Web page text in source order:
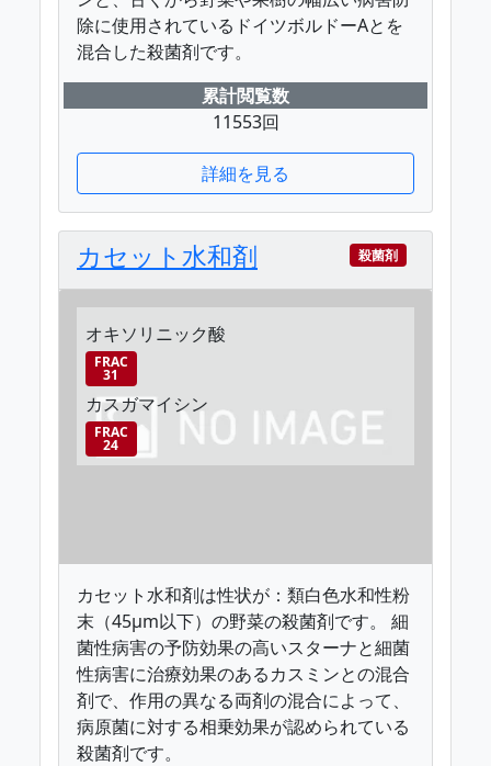
除に使用されているドイツボルドーAとを
混合した殺菌剤です。
累計閲覧数
11553回
詳細を見る
カセット水和剤 殺菌剤
オキソリニック酸
FRAC
31
カスガマイシン
FRAC
24
カセット水和剤は性状が：類白色水和性粉
末（45μm以下）の野菜の殺菌剤です。 細
菌性病害の予防効果の高いスターナと細菌
性病害に治療効果のあるカスミンとの混合
剤で、作用の異なる両剤の混合によって、
病原菌に対する相乗効果が認められている
殺菌剤です。